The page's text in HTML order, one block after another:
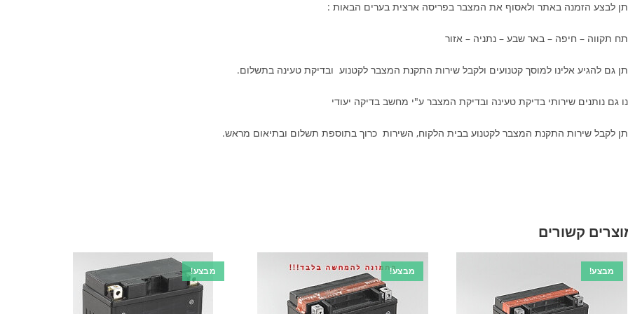
לבצע הזמנה באתר ולאסוף את המצבר בפריסה ארצית בערים הבאות :
תקווה – חיפה – באר שבע – נתניה – אזור
גם להגיע אלינו למוסך קטנועים ולקבל שירות התקנת המצבר לקטנוע ובדיקת טעינה בתשלום.
גם נותנים שירותי בדיקת טעינה ובדיקת המצבר ע"י מחשב בדיקה יעודי
לקבל שירות התקנת המצבר לקטנוע בבית הלקוח, השירות כרוך בתוספת תשלום ובתיאום מראש.
קשורים
מבצע! מבצע! מבצע!